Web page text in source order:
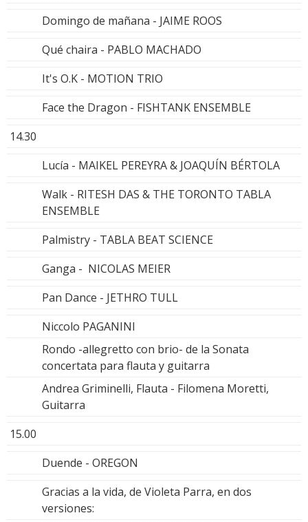
Domingo de mañana - JAIME ROOS
Qué chaira - PABLO MACHADO
It's O.K - MOTION TRIO
Face the Dragon - FISHTANK ENSEMBLE
14.30
Lucía - MAIKEL PEREYRA & JOAQUÍN BÉRTOLA
Walk - RITESH DAS & THE TORONTO TABLA
ENSEMBLE
Palmistry - TABLA BEAT SCIENCE
Ganga - NICOLAS MEIER
Pan Dance - JETHRO TULL
Niccolo PAGANINI
Rondo -allegretto con brio- de la Sonata
concertata para flauta y guitarra
Andrea Griminelli, Flauta - Filomena Moretti,
Guitarra
15.00
Duende - OREGON
Gracias a la vida, de Violeta Parra, en dos
versiones: